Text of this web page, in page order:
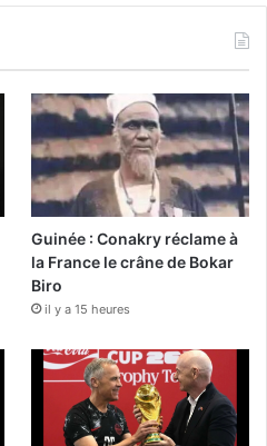
Guinée : Conakry réclame à
la France le crâne de Bokar
Biro
il y a 15 heures